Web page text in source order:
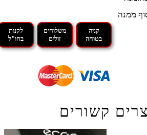
ממנה
קניה
בטוחה
משלוחים
זולים
לקנות
בחו"ל
קשורים